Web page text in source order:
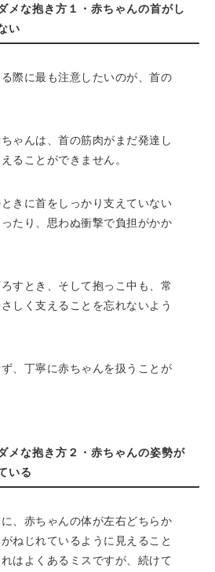
メな抱き方１・赤ちゃんの首がし
い
際に最も注意したいのが、首の
ゃんは、首の筋肉がまだ発達し
ることができません。
きに首をしっかり支えていない
たり、思わぬ衝撃で負担がかか
すとき、そして抱っこ中も、常
しく支えることを忘れないよう
、丁寧に赤ちゃんを扱うことが
メな抱き方２・赤ちゃんの姿勢が
いる
、赤ちゃんの体が左右どちらか
ねじれているように見えること
はよくあるミスですが、続けて